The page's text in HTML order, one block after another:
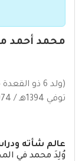
محمد أحمد
توفي 1394هـ / 1974م)
عالم شأته
وُلِدَ محمد في